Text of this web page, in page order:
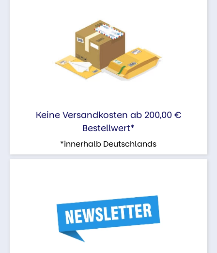
Keine Versandkosten ab 200,00 €
Bestellwert*
*innerhalb Deutschlands